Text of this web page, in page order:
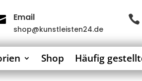
Email
shop@kunstleisten24.de

Shop Häufig